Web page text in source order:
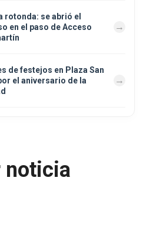
rotonda: se abrió el
en el paso de Acceso
de festejos en Plaza San
el aniversario de la
noticia